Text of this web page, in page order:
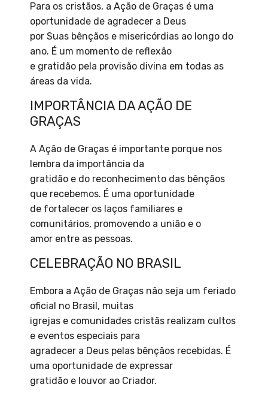
Para os cristãos, a Ação de Graças é uma
oportunidade de agradecer a Deus
por Suas bênçãos e misericórdias ao longo do
ano. É um momento de reflexão
e gratidão pela provisão divina em todas as
áreas da vida.
IMPORTÂNCIA DA AÇÃO DE
GRAÇAS
A Ação de Graças é importante porque nos
lembra da importância da
gratidão e do reconhecimento das bênçãos
que recebemos. É uma oportunidade
de fortalecer os laços familiares e
comunitários, promovendo a união e o
amor entre as pessoas.
CELEBRAÇÃO NO BRASIL
Embora a Ação de Graças não seja um feriado
oficial no Brasil, muitas
igrejas e comunidades cristãs realizam cultos
e eventos especiais para
agradecer a Deus pelas bênçãos recebidas. É
uma oportunidade de expressar
gratidão e louvor ao Criador.